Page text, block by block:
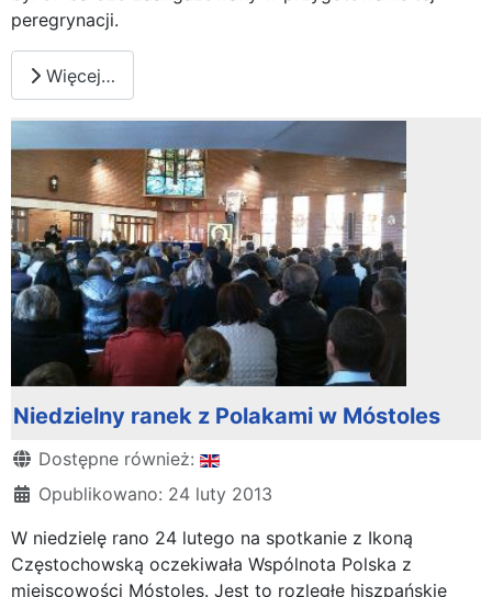
peregrynacji.
Więcej…
Niedzielny ranek z Polakami w Móstoles
Szczegóły
Dostępne również:
Opublikowano: 24 luty 2013
W niedzielę rano 24 lutego na spotkanie z Ikoną
Częstochowską oczekiwała Wspólnota Polska z
miejscowości Móstoles. Jest to rozległe hiszpańskie